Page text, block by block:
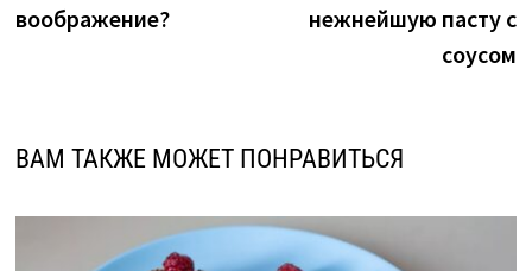
воображение?
нежнейшую пасту с
соусом
ВАМ ТАКЖЕ МОЖЕТ ПОНРАВИТЬСЯ